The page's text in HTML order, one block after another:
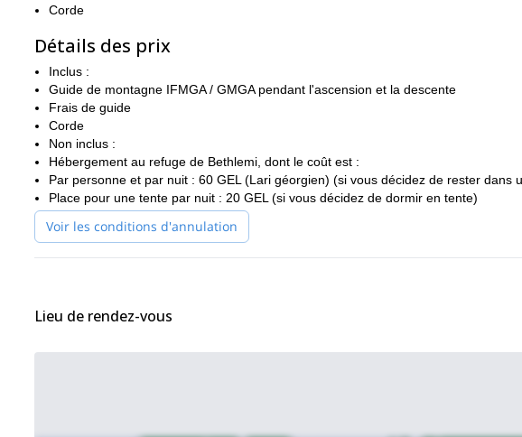
Corde
Détails des prix
Inclus :
Guide de montagne IFMGA / GMGA pendant l'ascension et la descente
Frais de guide
Corde
Non inclus :
Hébergement au refuge de Bethlemi, dont le coût est :
Par personne et par nuit : 60 GEL (Lari géorgien) (si vous décidez de rester dans
Place pour une tente par nuit : 20 GEL (si vous décidez de dormir en tente)
Voir les conditions d'annulation
Lieu de rendez-vous